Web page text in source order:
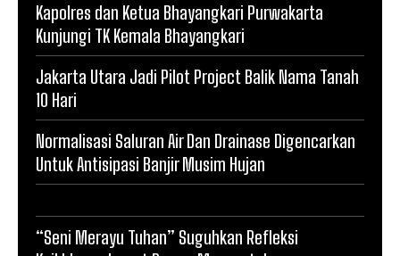
Kapolres dan Ketua Bhayangkari Purwakarta
Kunjungi TK Kemala Bhayangkari
Jakarta Utara Jadi Pilot Project Balik Nama Tanah
10 Hari
Normalisasi Saluran Air Dan Drainase Digencarkan
Untuk Antisipasi Banjir Musim Hujan
“Seni Merayu Tuhan” Suguhkan Refleksi